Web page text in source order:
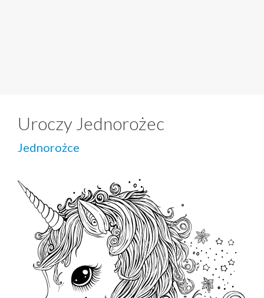
Uroczy Jednorożec
Jednorożce